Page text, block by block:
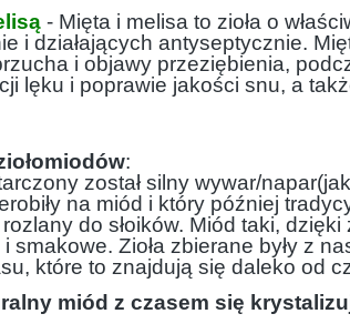
- Mięta i melisa to zioła o
i działających antyseptycznie.
i objawy przeziębienia,
lęku i poprawie jakości snu, a
:
został silny wywar/
na miód i który później
do słoików. Miód taki, dzięki
smakowe. Zioła zbierane były z
które to znajdują się daleko od
miód z czasem się